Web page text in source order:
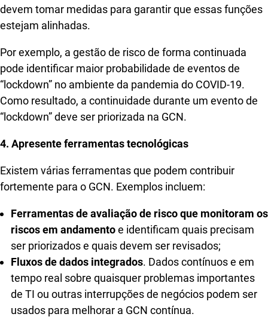
devem tomar medidas para garantir que essas funções
estejam alinhadas.
Por exemplo, a gestão de risco de forma continuada
pode identificar maior probabilidade de eventos de
“lockdown” no ambiente da pandemia do COVID-19.
Como resultado, a continuidade durante um evento de
“lockdown” deve ser priorizada na GCN.
4. Apresente ferramentas tecnológicas
Existem várias ferramentas que podem contribuir
fortemente para o GCN. Exemplos incluem:
Ferramentas de avaliação de risco que monitoram os
riscos em andamentoe identificam quais precisam
ser priorizados e quais devem ser revisados;
Fluxos de dados integrados. Dados contínuos e em
tempo real sobre quaisquer problemas importantes
de TI ou outras interrupções de negócios podem ser
usados para melhorar a GCN contínua.